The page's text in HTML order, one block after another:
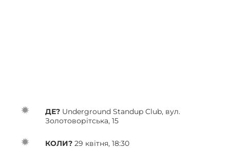
ДЕ? Underground Standup Club, вул.
Золотоворітська, 15
КОЛИ? 29 квітня, 18:30